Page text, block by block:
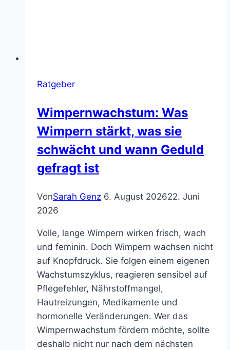
Ratgeber
Wimpernwachstum: Was
Wimpern stärkt, was sie
schwächt und wann Geduld
gefragt ist
VonSarah Genz 6. August 202622. Juni
2026
Volle, lange Wimpern wirken frisch, wach
und feminin. Doch Wimpern wachsen nicht
auf Knopfdruck. Sie folgen einem eigenen
Wachstumszyklus, reagieren sensibel auf
Pflegefehler, Nährstoffmangel,
Hautreizungen, Medikamente und
hormonelle Veränderungen. Wer das
Wimpernwachstum fördern möchte, sollte
deshalb nicht nur nach dem nächsten